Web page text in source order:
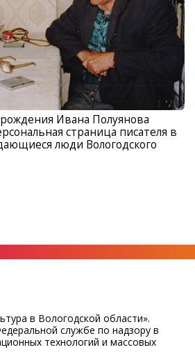
Ивана Полуянова
страница писателя в
люди Вологодского
в Вологодской области».
службе по надзору в
технологий и массовых